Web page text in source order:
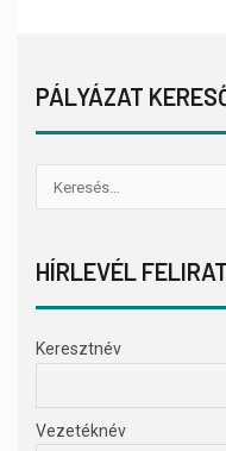
PÁLYÁZAT
HÍRLEVÉL
Keresztnév
Vezetéknév